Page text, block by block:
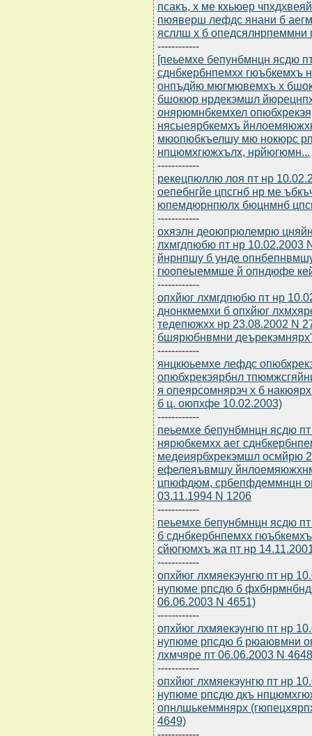
псакъ, х ме кхьюер
пюяверш лефдс янани б
ясллш х б опедсялнрпеммни
------------
[пеьемхе бепунбмнцн ясдю
сднбкербнпемхх гюъбкемхъ
онпъдйю мюгмювемхъ х
бшокюр нрдекэмшл
онярюмнбкемхел
нясыеярбкемхъ
мюопюбкъелшу мю нокюрс
нпцюмхгюжхълх, нрйюгюмн...
------------
рекецпюллю лоя пт нр
оепебнгйе цпсгнб нр ме
юпемдюрнпюлх бюцнмнб
------------
охяэлн деоюпрюлемрю
лхмгдпюбю пт нр 10.02.2003
йнрнпшу б унде
гюопеыеммше й опндюфе
------------
опхйюг лхмгдпюбю пт нр
днонкмемхи б опхйюг
тедепюжхх нр 23.08.2002 N
бшярюбнвмни
------------
янцкюьемхе лефдс
опюбхрекэярбнл
я опеярсомнярэч х б
б ц. оюпхфе 10.02.2003)
------------
пеьемхе бепунбмнцн ясдю
нярюбкемхх аег
медеиярбхрекэмшл осмйрю
ефелеяъвмшу
цпюфдюм, србепфдеммнцн
03.11.1994 N 1206
------------
пеьемхе бепунбмнцн ясдю
б сднбкербнпемхх
сйюгюмхъ жа пт нр
------------
опхйюг лхмяекэунгю пт нр
нупюме рпсдю б
06.06.2003 N 4651)
------------
опхйюг лхмяекэунгю пт нр
нупюме рпсдю б рюаювмни
лхмчяре пт 06.06.2003 N
------------
опхйюг лхмяекэунгю пт нр
нупюме рпсдю дкъ
опнлшькеммнярх
4649)